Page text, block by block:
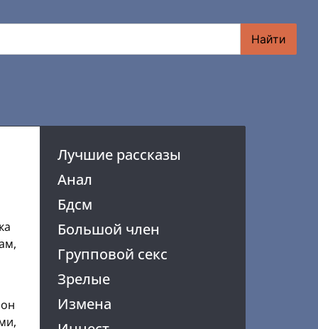
Найти
Лучшие рассказы
Анал
Бдсм
Большой член
Групповой секс
Зрелые
Измена